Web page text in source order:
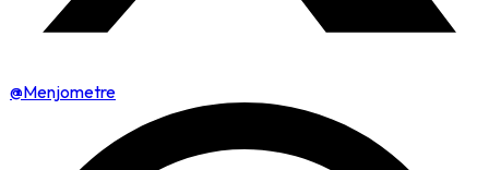
@Menjometre